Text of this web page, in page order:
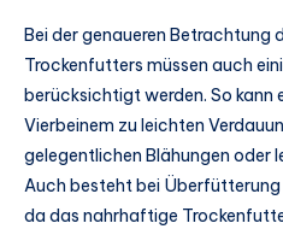
Bei der genaueren Betrachtung
Trockenfutters müssen auch
berücksichtigt werden. So kann
Vierbeinem zu leichten
gelegentlichen Blähungen oder
Auch besteht bei
da das nahrhaftige